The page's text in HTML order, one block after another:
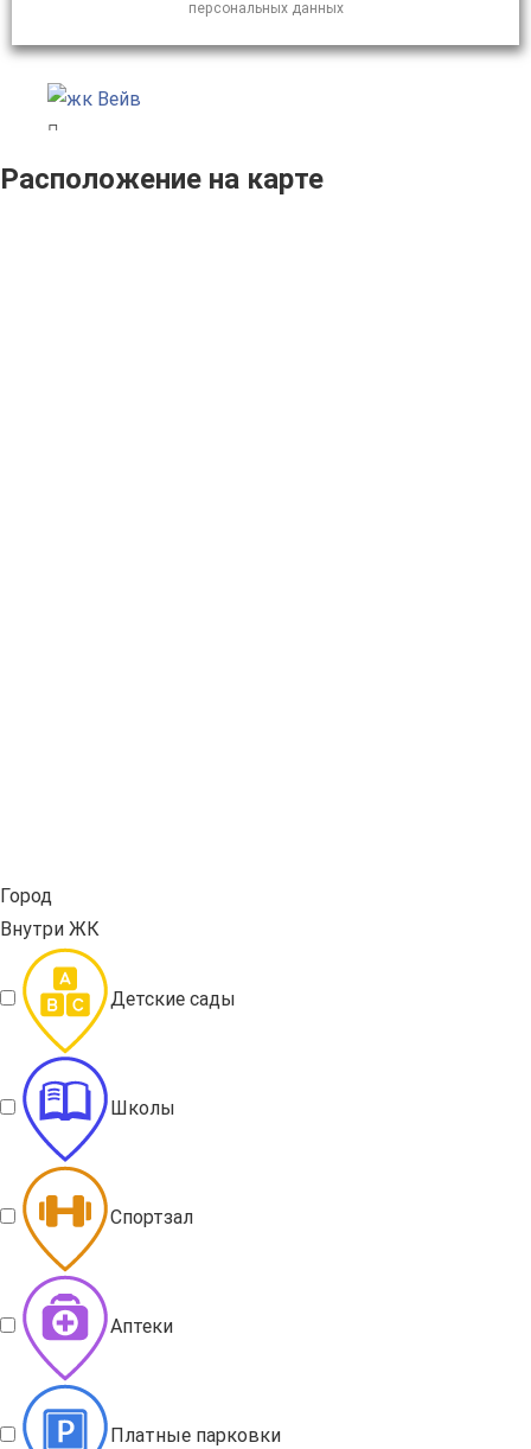
персональных данных
Расположение на карте
Город
Внутри ЖК
Детские сады
Школы
Спортзал
Аптеки
Платные парковки